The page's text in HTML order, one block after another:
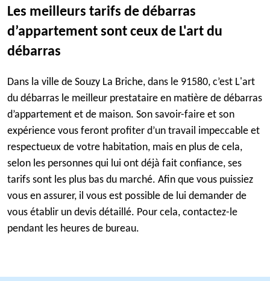
Les meilleurs tarifs de débarras
d’appartement sont ceux de L'art du
débarras
Dans la ville de Souzy La Briche, dans le 91580, c’est L'art
du débarras le meilleur prestataire en matière de débarras
d’appartement et de maison. Son savoir-faire et son
expérience vous feront profiter d’un travail impeccable et
respectueux de votre habitation, mais en plus de cela,
selon les personnes qui lui ont déjà fait confiance, ses
tarifs sont les plus bas du marché. Afin que vous puissiez
vous en assurer, il vous est possible de lui demander de
vous établir un devis détaillé. Pour cela, contactez-le
pendant les heures de bureau.